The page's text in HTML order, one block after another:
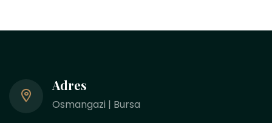
Adres
Osmangazi | Bursa